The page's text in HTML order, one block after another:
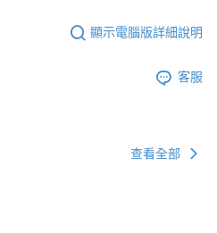
顯示電腦版詳細說明
客服
查看全部